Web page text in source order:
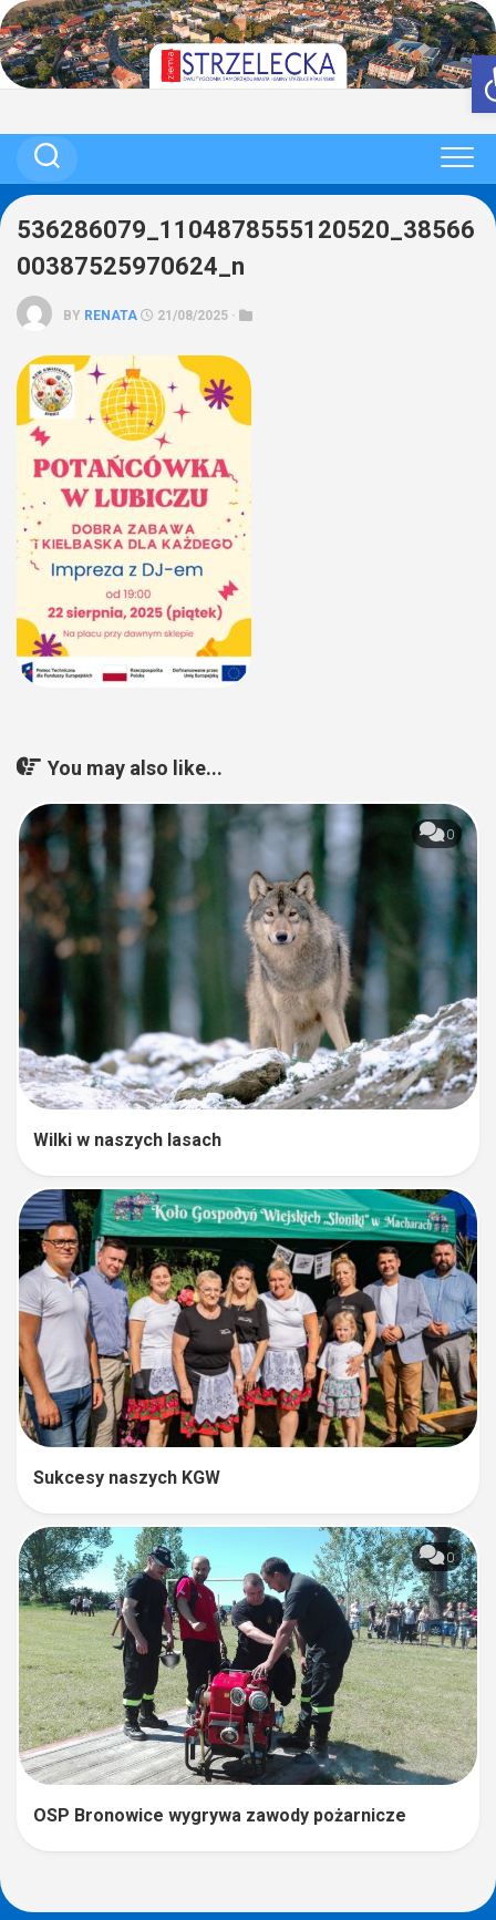
Skip
to
content
536286079_1104878555120520_38566
00387525970624_n
BY RENATA 21/08/2025 ·
You may also like...
0
Wilki w naszych lasach
Sukcesy naszych KGW
0
OSP Bronowice wygrywa zawody pożarnicze